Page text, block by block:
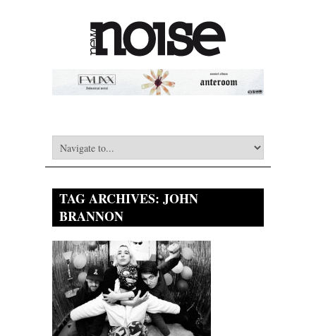
TAG ARCHIVES: JOHN
BRANNON